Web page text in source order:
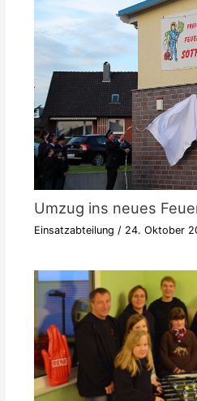
Umzug ins neues
Einsatzabteilung / 24. Oktober